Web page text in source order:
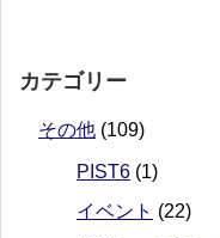
カテゴリー
その他 (109)
PIST6 (1)
イベント (22)